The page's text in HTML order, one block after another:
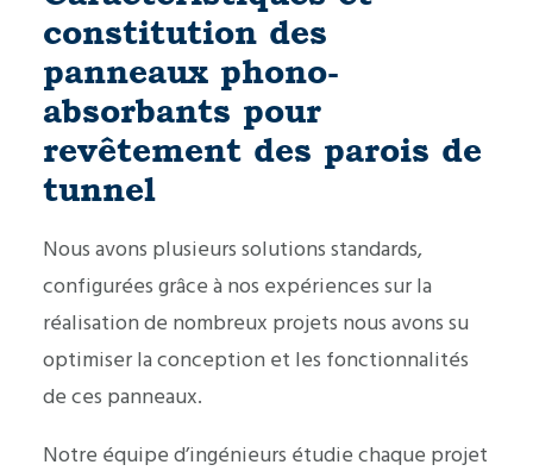
constitution des
panneaux phono-
absorbants pour
revêtement des parois de
tunnel
Nous avons plusieurs solutions standards,
configurées grâce à nos expériences sur la
réalisation de nombreux projets nous avons su
optimiser la conception et les fonctionnalités
de ces panneaux.
Notre équipe d’ingénieurs étudie chaque projet